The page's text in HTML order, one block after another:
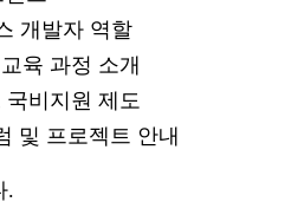
개발자 역할
육 과정 소개
비지원 제도
및 프로젝트 안내
.